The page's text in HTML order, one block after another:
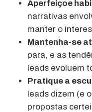
Aperfeiçoe
narrativas
manter o
Mantenha-se
para, e as
leads evoluem
Pratique a
leads dizem (e
propostas